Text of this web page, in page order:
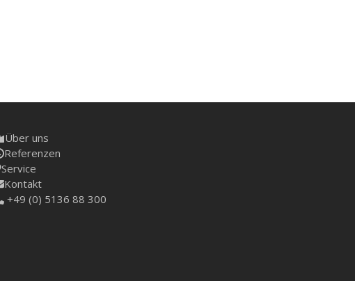
Über uns
Referenzen
Service
Kontakt
+49 (0) 5136 88 300